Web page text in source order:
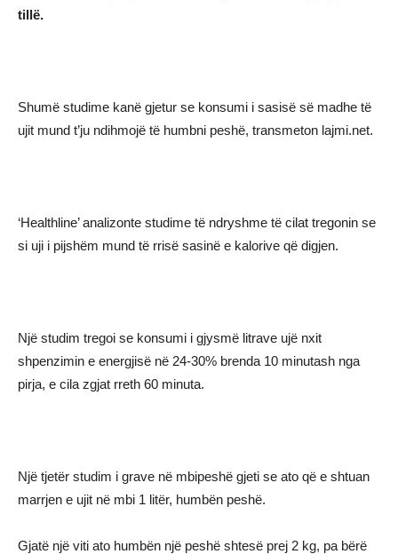
tillë.
Shumë studime kanë gjetur se konsumi i sasisë së madhe të
ujit mund t’ju ndihmojë të humbni peshë, transmeton lajmi.net.
‘Healthline’ analizonte studime të ndryshme të cilat tregonin se
si uji i pijshëm mund të rrisë sasinë e kalorive që digjen.
Një studim tregoi se konsumi i gjysmë litrave ujë nxit
shpenzimin e energjisë në 24-30% brenda 10 minutash nga
pirja, e cila zgjat rreth 60 minuta.
Një tjetër studim i grave në mbipeshë gjeti se ato që e shtuan
marrjen e ujit në mbi 1 litër, humbën peshë.
Gjatë një viti ato humbën një peshë shtesë prej 2 kg, pa bërë